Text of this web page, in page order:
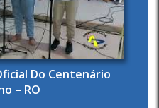
Do Centenário
– RO